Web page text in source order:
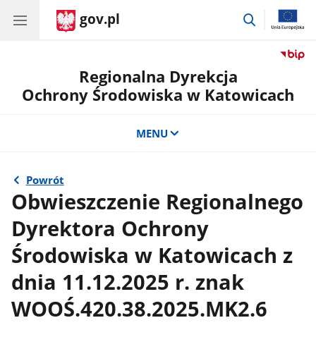
gov.pl
przejdź
Regionalna Dyrekcja
Ochrony Środowiska w Katowicach
MENU
Powrót
Obwieszczenie Regionalnego
Dyrektora Ochrony
Środowiska w Katowicach z
dnia 11.12.2025 r. znak
WOOŚ.420.38.2025.MK2.6